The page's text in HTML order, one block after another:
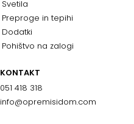
Svetila
Preproge in tepihi
Dodatki
Pohištvo na zalogi
KONTAKT
051 418 318
info@opremisidom.com